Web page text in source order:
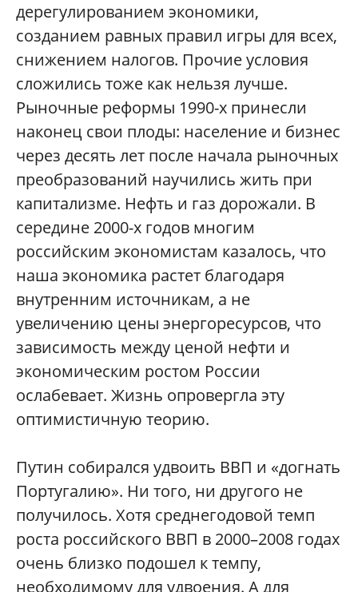
дерегулированием экономики,
созданием равных правил игры для всех,
снижением налогов. Прочие условия
сложились тоже как нельзя лучше.
Рыночные реформы 1990-х принесли
наконец свои плоды: население и бизнес
через десять лет после начала рыночных
преобразований научились жить при
капитализме. Нефть и газ дорожали. В
середине 2000-х годов многим
российским экономистам казалось, что
наша экономика растет благодаря
внутренним источникам, а не
увеличению цены энергоресурсов, что
зависимость между ценой нефти и
экономическим ростом России
ослабевает. Жизнь опровергла эту
оптимистичную теорию.
Путин собирался удвоить ВВП и «догнать
Португалию». Ни того, ни другого не
получилось. Хотя среднегодовой темп
роста российского ВВП в 2000–2008 годах
очень близко подошел к темпу,
необходимому для удвоения. А для